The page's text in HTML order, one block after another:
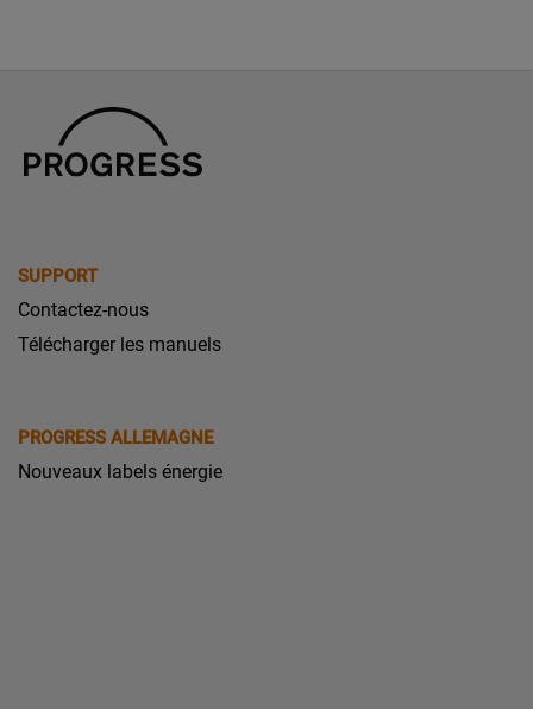
SUPPORT
Contactez-nous
Télécharger les manuels
PROGRESS ALLEMAGNE
Nouveaux labels énergie